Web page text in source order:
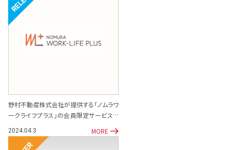
リリース
野村不動産株式会社が提供する「ノムラワ
ークライフプラス」の会員限定サービスと
2024.04.3 MORE